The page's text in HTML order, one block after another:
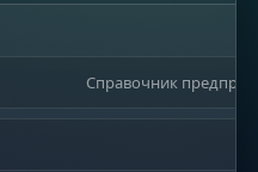
Справочник